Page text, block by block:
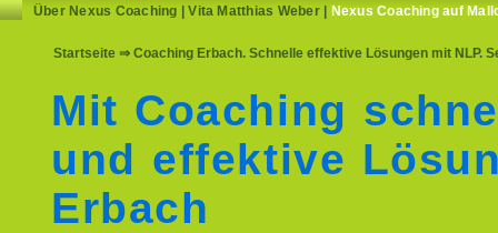
Über Nexus Coaching |Vita Matthias Weber| Nexus Coaching auf
Startseite ⇒ Coaching Erbach. Schnelle effektive Lösungen mit NLP.
Mit Coaching
und effektive
Erbach